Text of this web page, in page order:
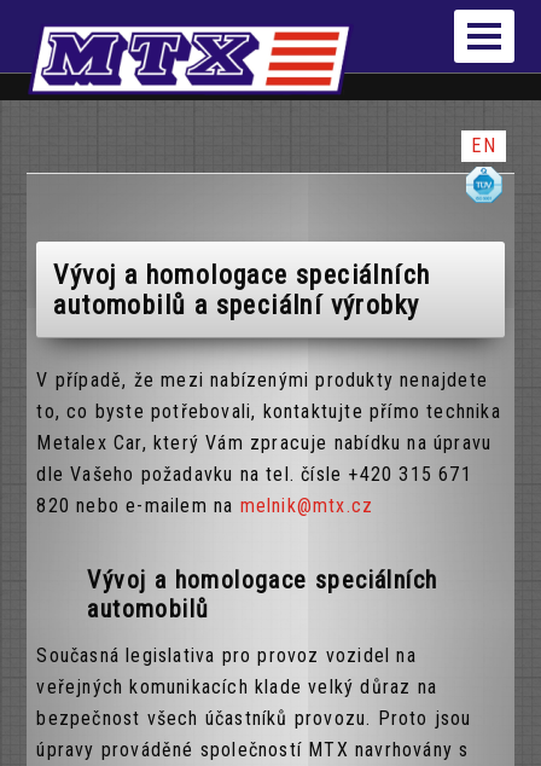
EN
Vývoj a homologace speciálních
automobilů a speciální výrobky
V případě, že mezi nabízenými produkty nenajdete
to, co byste potřebovali, kontaktujte přímo technika
Metalex Car, který Vám zpracuje nabídku na úpravu
dle Vašeho požadavku na tel. čísle +420 315 671
820 nebo e-mailem na melnik@mtx.cz
Vývoj a homologace speciálních
automobilů
Současná legislativa pro provoz vozidel na
veřejných komunikacích klade velký důraz na
bezpečnost všech účastníků provozu. Proto jsou
úpravy prováděné společností MTX navrhovány s